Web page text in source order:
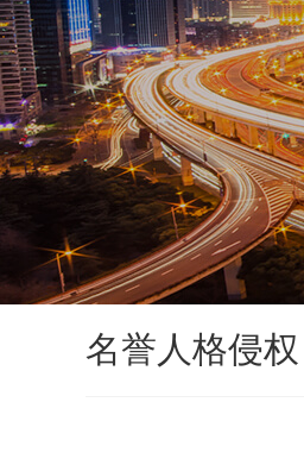
名誉人格侵权